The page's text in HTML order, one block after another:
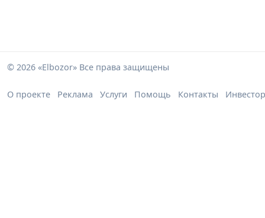
© 2026 «Elbozor» Все права защищены
О проекте Реклама Услуги Помощь Контакты